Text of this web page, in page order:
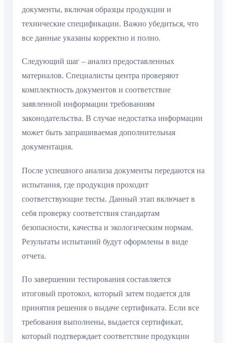
документы, включая образцы продукции и
технические спецификации. Важно убедиться, что
все данные указаны корректно и полно.
Следующий шаг – анализ предоставленных
материалов. Специалисты центра проверяют
комплектность документов и соответствие
заявленной информации требованиям
законодательства. В случае недостатка информации
может быть запрашиваемая дополнительная
документация.
После успешного анализа документы передаются на
испытания, где продукция проходит
соответствующие тесты. Данный этап включает в
себя проверку соответствия стандартам
безопасности, качества и экологическим нормам.
Результаты испытаний будут оформлены в виде
отчета.
По завершении тестирования составляется
итоговый протокол, который затем подается для
принятия решения о выдаче сертификата. Если все
требования выполнены, выдается сертификат,
который подтверждает соответствие продукции